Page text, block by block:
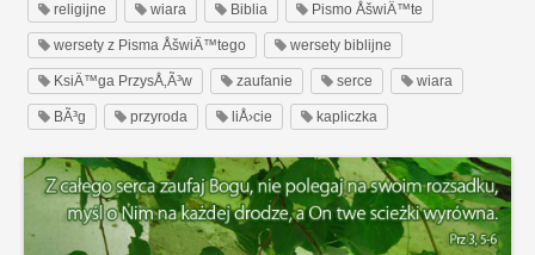
religijne wiara Biblia Pismo ÅšwiÄ™te
wersety z Pisma ÅšwiÄ™tego wersety biblijne
KsiÄ™ga PrzysÅ‚Ã³w zaufanie serce wiara
BÃ³g przyroda liÅ›cie kapliczka